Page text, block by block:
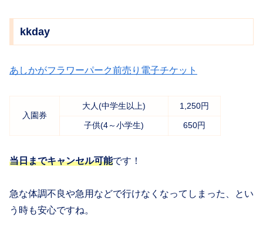
kkday
あしかがフラワーパーク前売り電子チケット
入園券
大人(中学生以上) 1,250円
子供(4～小学生) 650円
当日までキャンセル可能です！
急な体調不良や急用などで行けなくなってしまった、とい
う時も安心ですね。